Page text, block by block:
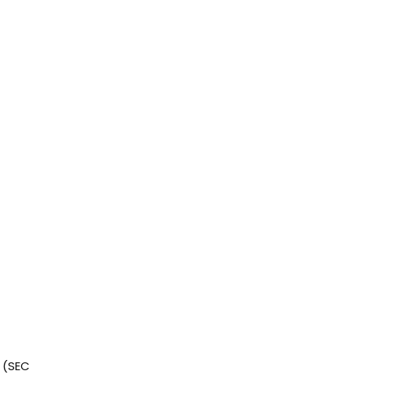
(SEC